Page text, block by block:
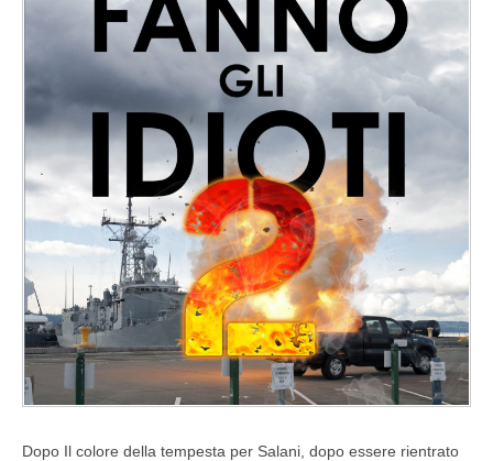
Dopo Il colore della tempesta per Salani, dopo essere rientrato